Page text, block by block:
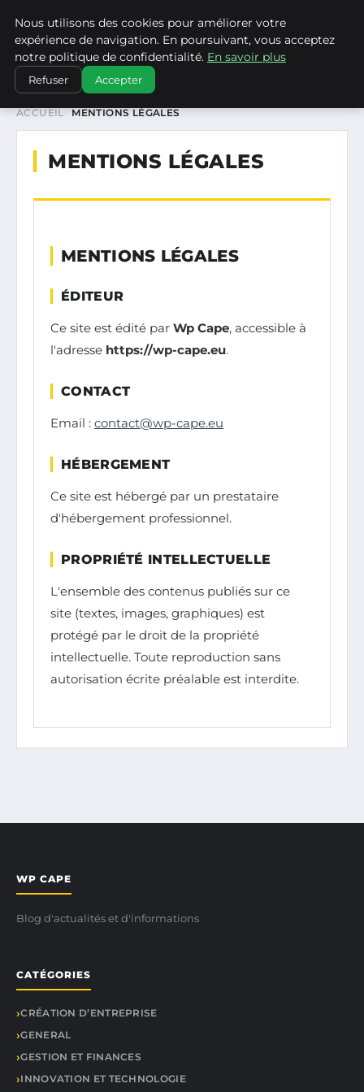
WP CAPE
ACCUEIL MENTIONS LÉGALES
MENTIONS LÉGALES
MENTIONS LÉGALES
ÉDITEUR
Ce site est édité par Wp Cape, accessible à
l'adresse https://wp-cape.eu.
CONTACT
Email : contact@wp-cape.eu
HÉBERGEMENT
Ce site est hébergé par un prestataire
d'hébergement professionnel.
PROPRIÉTÉ INTELLECTUELLE
L'ensemble des contenus publiés sur ce
site (textes, images, graphiques) est
protégé par le droit de la propriété
intellectuelle. Toute reproduction sans
autorisation écrite préalable est interdite.
WP CAPE
Blog d'actualités et d'informations
CATÉGORIES
CRÉATION D’ENTREPRISE
GENERAL
GESTION ET FINANCES
INNOVATION ET TECHNOLOGIE
Nous utilisons des cookies pour améliorer votre
expérience de navigation. En poursuivant, vous acceptez
notre politique de confidentialité. En savoir plus
Refuser Accepter